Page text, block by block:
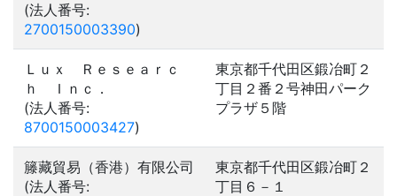
(法人番号:
2700150003390)
Ｌｕｘ Ｒｅｓｅａｒｃ
ｈ Ｉｎｃ．
(法人番号:
8700150003427)
東京都千代田区鍛冶町２
丁目２番２号神田パーク
プラザ５階
籐藏貿易（香港）有限公司
(法人番号:
東京都千代田区鍛冶町２
丁目６－１